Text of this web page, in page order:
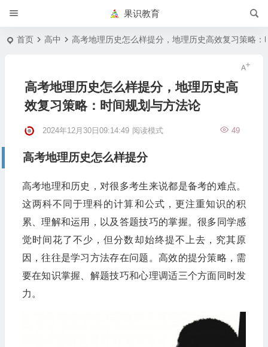
果识教育
首页 高中 高考地理历史怎么样提分，地理历史高效复习策略：
高考地理历史怎么样提分，地理历史高
效复习策略：时间规划与方法论
2024年12月30日09:14:49 49
阅读模式
高考地理历史怎么样提分
高考地理和历史，对很多考生来说都是备考的难点。
这两科不同于理科的计算和公式，更注重知识的积
累、理解和运用，以及答题技巧的掌握。很多同学感
觉时间花了不少，但分数却始终提不上去，究其原
因，往往是学习方法存在问题。高效的提分策略，需
要在知识掌握、解题技巧和心理调适三个方面同时发
力。